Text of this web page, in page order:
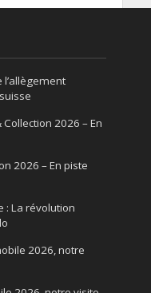
l’allègement
Collection 2026 – En
2026 – En piste
: La révolution
2026, notre